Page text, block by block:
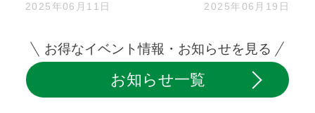
2025年06月11日 2025年06月19日
お得なイベント情報・お知らせを見る
お知らせ一覧